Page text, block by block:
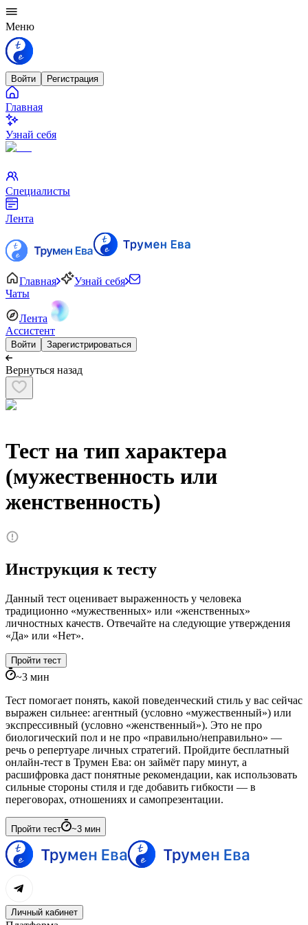
Меню
Войти Регистрация
Главная
Узнай себя
Специалисты
Лента
Главная
Узнай себя
Чаты
Лента
Ассистент
Войти Зарегистрироваться
Вернуться назад
Тест на тип характера
(мужественность или
женственность)
Инструкция к тесту
Данный тест оценивает выраженность у человека
традиционно «мужественных» или «женственных»
личностных качеств. Отвечайте на следующие утверждения
«Да» или «Нет».
Пройти тест
~3 мин
Тест помогает понять, какой поведенческий стиль у вас сейчас
выражен сильнее: агентный (условно «мужественный») или
экспрессивный (условно «женственный»). Это не про
биологический пол и не про «правильно/неправильно» —
речь о репертуаре личных стратегий. Пройдите бесплатный
онлайн-тест в Трумен Ева: он займёт пару минут, а
расшифровка даст понятные рекомендации, как использовать
сильные стороны стиля и где добавить гибкости — в
переговорах, отношениях и самопрезентации.
Пройти тест ~3 мин
Личный кабинет